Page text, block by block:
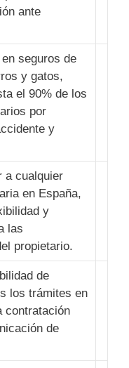
ante
seguros de
y gatos,
el 90% de los
por
y
a cualquier
en España,
y
las
propietario.
de
los trámites en
contratación
de